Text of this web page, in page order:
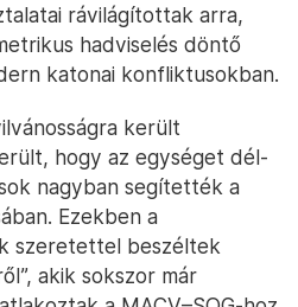
rávilágítottak arra,
hadviselés döntő
katonai konfliktusokban.
került
hogy az egységet dél-
nagyban segítették a
Ezekben a
szeretettel beszéltek
akik sokszor már